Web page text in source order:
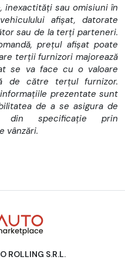
inexactități sau omisiuni în
afișat, datorate
sau de la terți parteneri.
prețul afișat poate
terții furnizori majorează
se va face cu o valoare
de către terțul furnizor.
prezentate sunt
de a se asigura de
din specificație prin
vânzări.
ROLLING S.R.L.